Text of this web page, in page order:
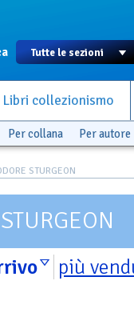
Libri collezionismo
Per collana Per autore
STURGEON
più